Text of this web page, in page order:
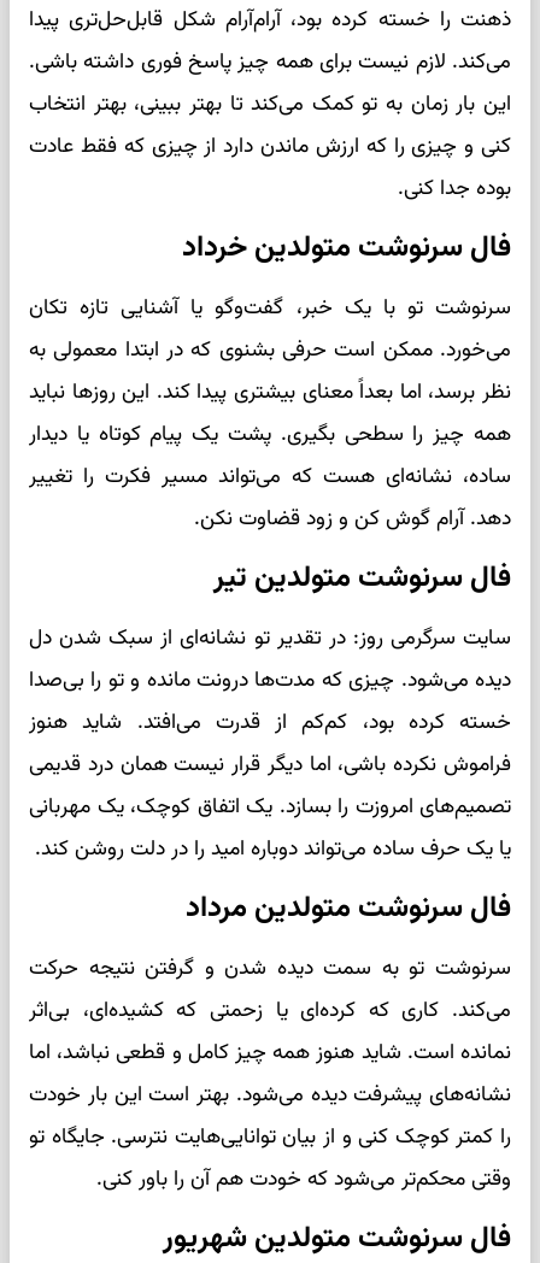
ذهنت را خسته کرده بود، آرام‌آرام شکل قابل‌حل‌تری پیدا
می‌کند. لازم نیست برای همه چیز پاسخ فوری داشته باشی.
این بار زمان به تو کمک می‌کند تا بهتر ببینی، بهتر انتخاب
کنی و چیزی را که ارزش ماندن دارد از چیزی که فقط عادت
بوده جدا کنی.
فال سرنوشت متولدین خرداد
سرنوشت تو با یک خبر، گفت‌وگو یا آشنایی تازه تکان
می‌خورد. ممکن است حرفی بشنوی که در ابتدا معمولی به
نظر برسد، اما بعداً معنای بیشتری پیدا کند. این روزها نباید
همه چیز را سطحی بگیری. پشت یک پیام کوتاه یا دیدار
ساده، نشانه‌ای هست که می‌تواند مسیر فکرت را تغییر
دهد. آرام گوش کن و زود قضاوت نکن.
فال سرنوشت متولدین تیر
سایت سرگرمی روز: در تقدیر تو نشانه‌ای از سبک شدن دل
دیده می‌شود. چیزی که مدت‌ها درونت مانده و تو را بی‌صدا
خسته کرده بود، کم‌کم از قدرت می‌افتد. شاید هنوز
فراموش نکرده باشی، اما دیگر قرار نیست همان درد قدیمی
تصمیم‌های امروزت را بسازد. یک اتفاق کوچک، یک مهربانی
یا یک حرف ساده می‌تواند دوباره امید را در دلت روشن کند.
فال سرنوشت متولدین مرداد
سرنوشت تو به سمت دیده شدن و گرفتن نتیجه حرکت
می‌کند. کاری که کرده‌ای یا زحمتی که کشیده‌ای، بی‌اثر
نمانده است. شاید هنوز همه چیز کامل و قطعی نباشد، اما
نشانه‌های پیشرفت دیده می‌شود. بهتر است این بار خودت
را کمتر کوچک کنی و از بیان توانایی‌هایت نترسی. جایگاه تو
وقتی محکم‌تر می‌شود که خودت هم آن را باور کنی.
فال سرنوشت متولدین شهریور